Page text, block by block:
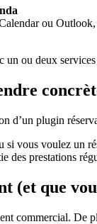
ou
ou deux
d’un plugin
si vous voulez
des prestations
(et que
commercial. De